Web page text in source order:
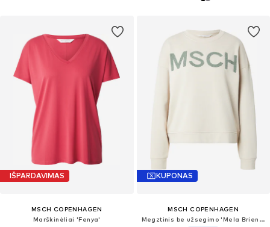
IŠPARDAVIMAS
MSCH COPENHAGEN
Marškinėliai 'Fenya'
KUPONAS
MSCH COPENHAGEN
Megztinis be užsegimo 'Mela Briena'